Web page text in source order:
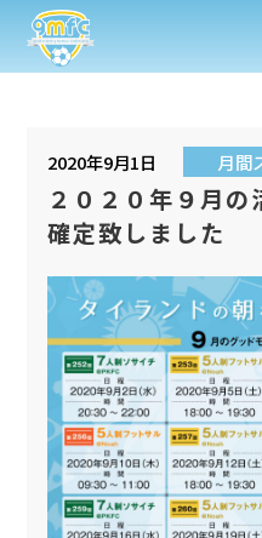
2020年9月1日 月間
２０２０年９月
確定致しました